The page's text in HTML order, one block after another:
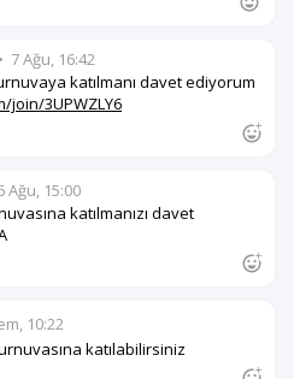
• 7 Ağu, 16:42
katılmanı davet ediyorum
3UPWZLY6
Ağu, 15:00
katılmanızı davet
10:22
katılabilirsiniz